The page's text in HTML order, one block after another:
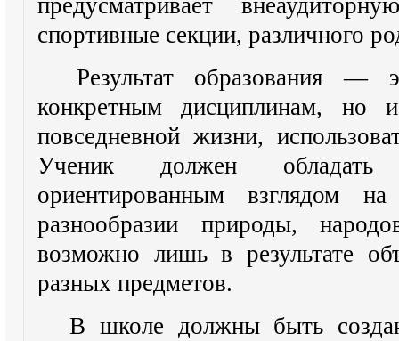
предусматривает
спортивные секции, различного
Результат образования —
конкретным дисциплинам, но
повседневной жизни,
Ученик должен обладать
ориентированным взглядом
разнообразии природы,
возможно лишь в результате
разных предметов.
В школе должны быть